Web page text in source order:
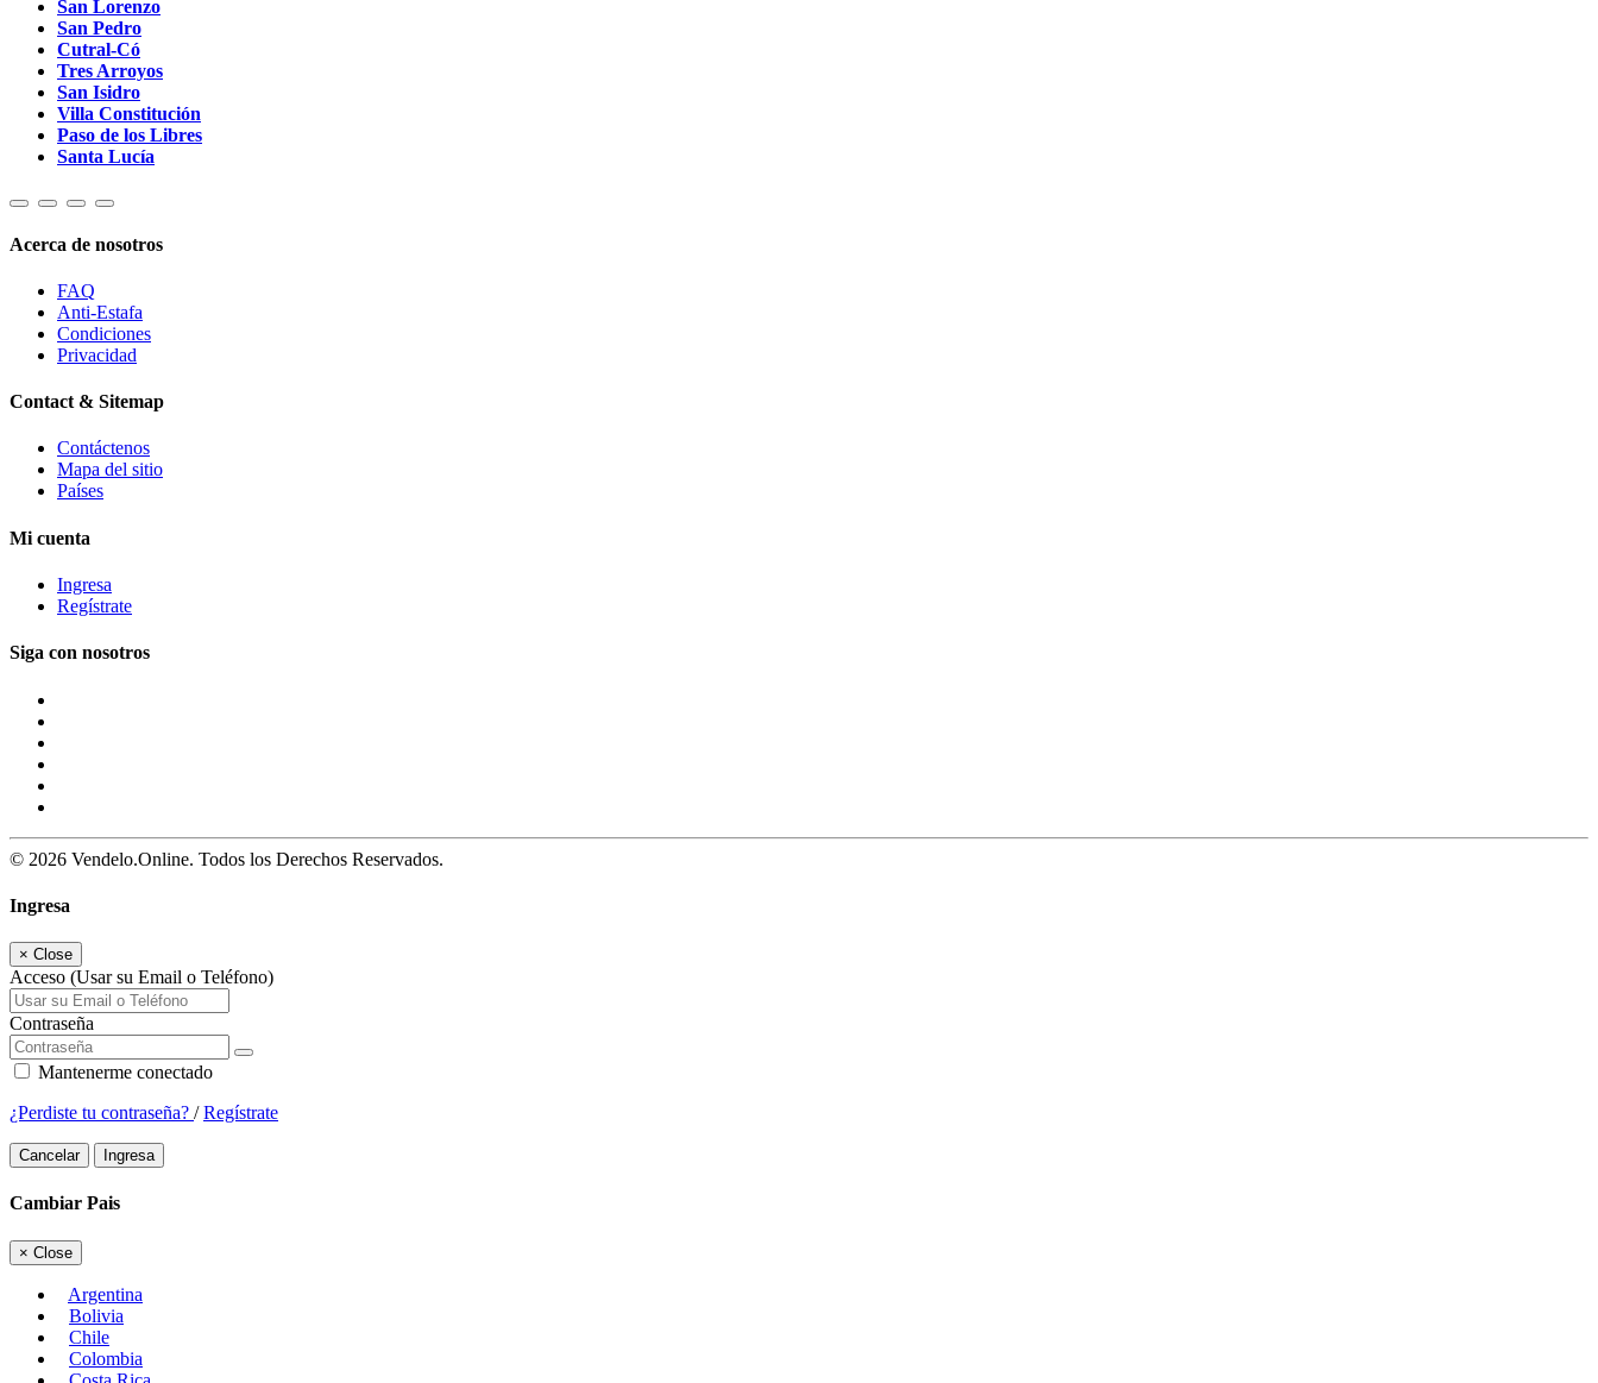
San Lorenzo
San Pedro
Cutral-Có
Tres Arroyos
San Isidro
Villa Constitución
Paso de los Libres
Santa Lucía
Acerca de nosotros
FAQ
Anti-Estafa
Condiciones
Privacidad
Contact & Sitemap
Contáctenos
Mapa del sitio
Países
Mi cuenta
Ingresa
Regístrate
Siga con nosotros
© 2026 Vendelo.Online. Todos los Derechos Reservados.
Ingresa
× Close
Acceso (Usar su Email o Teléfono)
Contraseña
Mantenerme conectado
¿Perdiste tu contraseña? /Regístrate
Cancelar Ingresa
Cambiar Pais
× Close
Argentina
Bolivia
Chile
Colombia